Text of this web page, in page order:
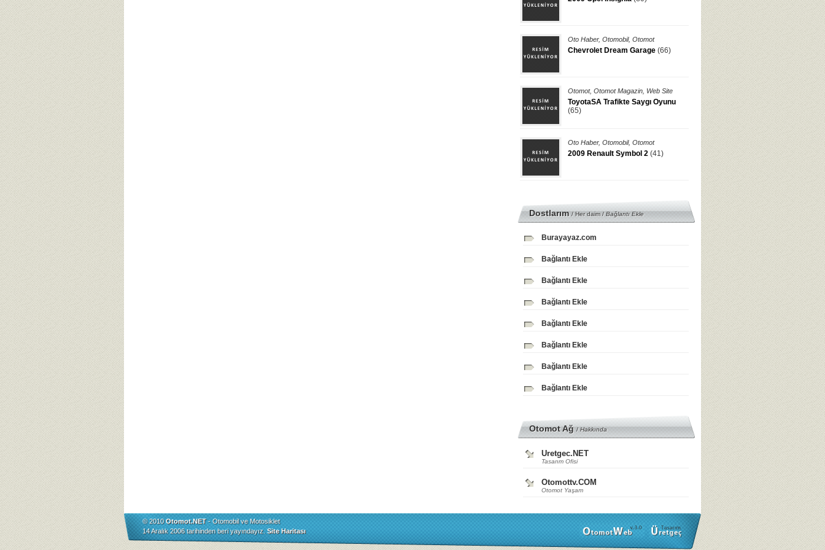
Oto Haber, Otomobil, Otomot
Chevrolet Dream Garage (66)
Otomot, Otomot Magazin Web Site
ToyotaSA Trafikte Saygı Oyunu
(65)
Oto Haber, Otomobil, Otomot
2009 Renault Symbol 2 (41)
Dostlarım/ Her daim /Bağlantı Ekle
Burayayaz.com
Bağlantı Ekle
Bağlantı Ekle
Bağlantı Ekle
Bağlantı Ekle
Bağlantı Ekle
Bağlantı Ekle
Bağlantı Ekle
Otomot Ağ/Hakkında
Uretgec.NET
Tasarım Ofisi
Otomottv.COM
Otomot Yaşam
© 2010Otomot.NET- Otomobil ve Motosiklet
14 Aralık 2006 tarihinden beri yayındayız. Site Haritası